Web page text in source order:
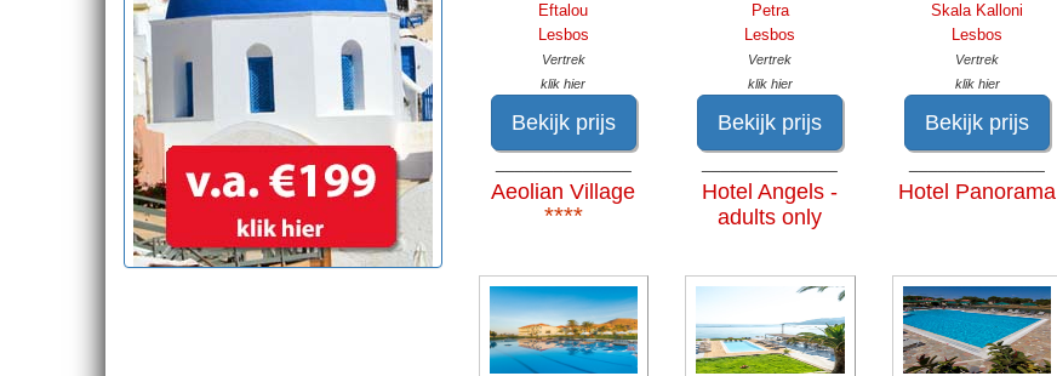
Eftalou
Lesbos
Vertrek
klik hier
Bekijk prijs
Petra
Lesbos
Vertrek
klik hier
Bekijk prijs
Skala Kalloni
Lesbos
Vertrek
klik hier
Bekijk prijs
Aeolian Village
****
Hotel Angels -
adults only
Hotel Panorama